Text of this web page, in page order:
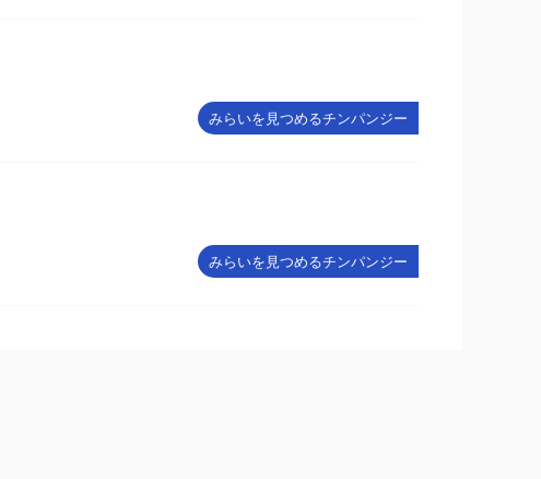
みらいを見つめるチンパンジー
みらいを見つめるチンパンジー